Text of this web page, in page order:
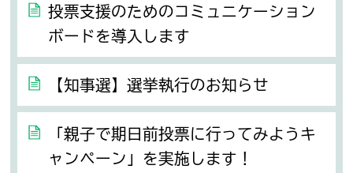
投票支援のためのコミュニケーション
ボードを導入します
【知事選】選挙執行のお知らせ
「親子で期日前投票に行ってみようキ
ャンペーン」を実施します！